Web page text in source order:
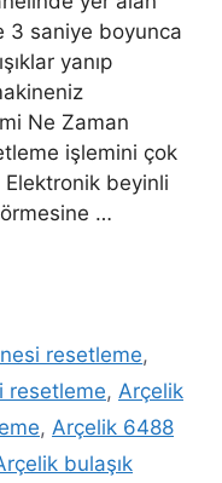
3 saniye boyunca
yanıp
Ne Zaman
işlemini çok
Elektronik beyinli
…
resetleme,
resetleme, Arçelik
, Arçelik 6488
bulaşık